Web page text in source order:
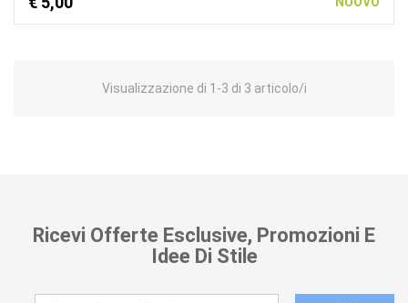
Visualizzazione di 1-3 di 3 articolo/i
Ricevi Offerte Esclusive, Promozioni E
Idee Di Stile